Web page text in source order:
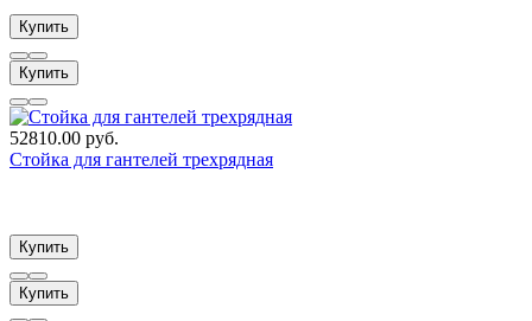
Купить
Купить
52810.00 руб.
Стойка для гантелей трехрядная
Купить
Купить